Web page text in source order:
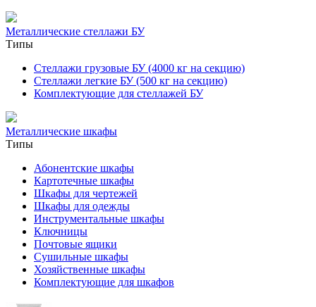
Металлические стеллажи БУ
Типы
Стеллажи грузовые БУ (4000 кг на секцию)
Стеллажи легкие БУ (500 кг на секцию)
Комплектующие для стеллажей БУ
Металлические шкафы
Типы
Абонентские шкафы
Картотечные шкафы
Шкафы для чертежей
Шкафы для одежды
Инструментальные шкафы
Ключницы
Почтовые ящики
Сушильные шкафы
Хозяйственные шкафы
Комплектующие для шкафов